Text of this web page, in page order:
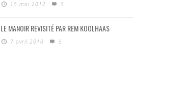
15 mai 2012 5
LE MANOIR REVISITÉ PAR REM KOOLHAAS
7 avril 2010 5